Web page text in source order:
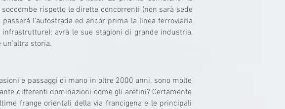
rispetto le dirette concorrenti (non sarà sede
l’autostrada ed ancor prima la linea ferroviaria
avrà le sue stagioni di grande industria,
storia.
e passaggi di mano in oltre 2000 anni, sono molte
differenti dominazioni come gli aretini? Certamente
frange orientali della via francigena e le principali